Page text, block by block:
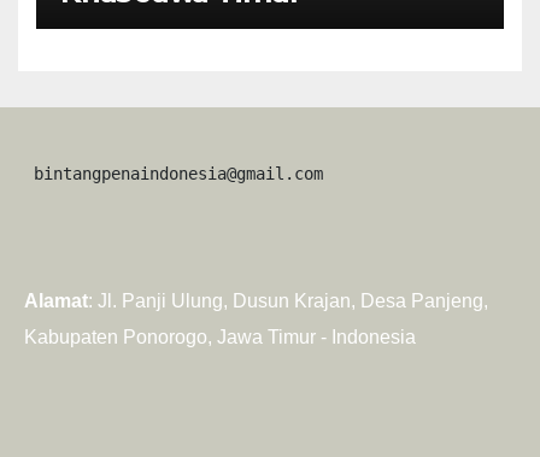
bintangpenaindonesia@gmail.com
Alamat: Jl. Panji Ulung, Dusun Krajan, Desa Panjeng,
Kabupaten Ponorogo, Jawa Timur - Indonesia